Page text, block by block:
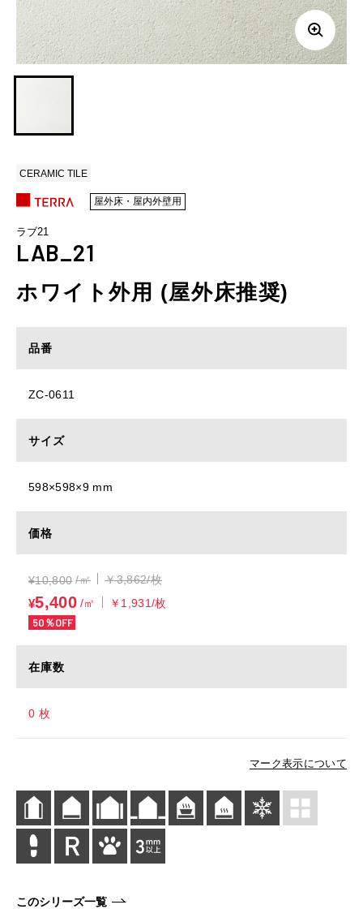
CERAMIC TILE
屋外床・屋内外壁用
ラブ21
LAB_21
ホワイト外用 (屋外床推奨)
品番
ZC-0611
サイズ
598×598×9 mm
価格
¥10,800 /㎡ ￥3,862/枚
¥5,400 /㎡
￥1,931/枚
50％OFF
在庫数
0 枚
マーク表示について
このシリーズ一覧